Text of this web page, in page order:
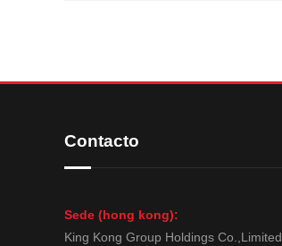
Contacto
Sede (hong kong):
King Kong Group Holdings Co.,Limited